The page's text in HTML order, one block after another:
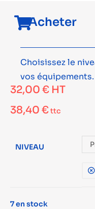
Acheter
Choisissez le
vos équipements.
32,00 € HT
38,40 €ttc
NIVEAU
7 en stock